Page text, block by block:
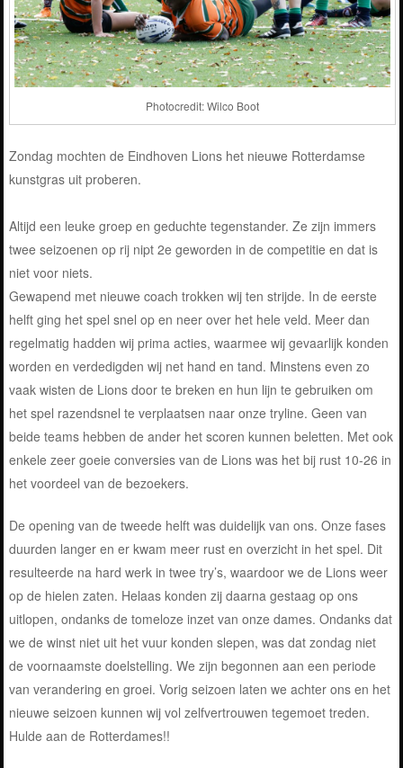
Photocredit: Wilco Boot
Zondag mochten de Eindhoven Lions het nieuwe Rotterdamse
kunstgras uit proberen.
Altijd een leuke groep en geduchte tegenstander. Ze zijn immers
twee seizoenen op rij nipt 2e geworden in de competitie en dat is
niet voor niets.
Gewapend met nieuwe coach trokken wij ten strijde. In de eerste
helft ging het spel snel op en neer over het hele veld. Meer dan
regelmatig hadden wij prima acties, waarmee wij gevaarlijk konden
worden en verdedigden wij net hand en tand. Minstens even zo
vaak wisten de Lions door te breken en hun lijn te gebruiken om
het spel razendsnel te verplaatsen naar onze tryline. Geen van
beide teams hebben de ander het scoren kunnen beletten. Met ook
enkele zeer goeie conversies van de Lions was het bij rust 10-26 in
het voordeel van de bezoekers.
De opening van de tweede helft was duidelijk van ons. Onze fases
duurden langer en er kwam meer rust en overzicht in het spel. Dit
resulteerde na hard werk in twee try’s, waardoor we de Lions weer
op de hielen zaten. Helaas konden zij daarna gestaag op ons
uitlopen, ondanks de tomeloze inzet van onze dames. Ondanks dat
we de winst niet uit het vuur konden slepen, was dat zondag niet
de voornaamste doelstelling. We zijn begonnen aan een periode
van verandering en groei. Vorig seizoen laten we achter ons en het
nieuwe seizoen kunnen wij vol zelfvertrouwen tegemoet treden.
Hulde aan de Rotterdames!!